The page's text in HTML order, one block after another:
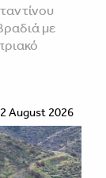
με
August 2026